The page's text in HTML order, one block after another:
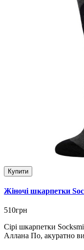
Купити
Жіночі шкарпетки
510грн
Сірі шкарпетки
Аллана По, акуратно